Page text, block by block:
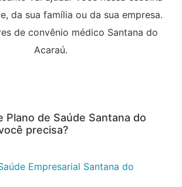
da sua família ou da sua empresa.
de convênio médico Santana do
Acaraú.
Plano de Saúde Santana do
precisa?
Empresarial Santana do